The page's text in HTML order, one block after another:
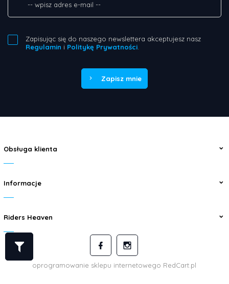
Zapisując się do naszego newslettera akceptujesz nasz
Regulamin i Politykę Prywatności
Zapisz mnie
Obsługa klienta
Informacje
Riders Heaven
oprogramowanie sklepu internetowego RedCart.pl